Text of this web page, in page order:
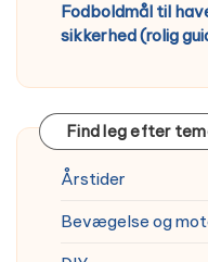
Fodboldmål til
sikkerhed (rolig
Find leg efter
Årstider
Bevægelse og